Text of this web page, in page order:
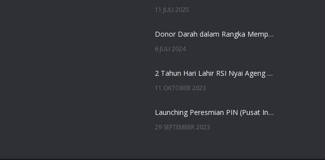
11 JULI 2025
Donor Darah dalam Rangka Memperingati Tahun Baru Islam 1446H
6 JULI 2024
2 Tahun Hari Lahir RSI Nyai Ageng Pinatih Gresik
11 OKTOBER 2023
Launching Peresmian PIN (Pusat Informasi BPJS Kesehatan) di RSI Nyai Ageng Pinatih Gresik
29 SEPTEMBER 2023